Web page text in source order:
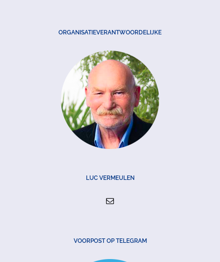
ORGANISATIEVERANTWOORDELIJKE
LUC VERMEULEN
VOORPOST OP TELEGRAM